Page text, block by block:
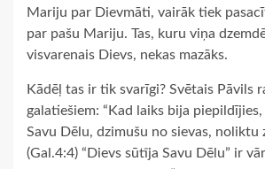
Mariju par Dievmāti, vairāk tiek
par pašu Mariju. Tas, kuru viņa
visvarenais Dievs, nekas mazāks.
Kādēļ tas ir tik svarīgi? Svētais Pāvils
galatiešiem: “Kad laiks bija
Savu Dēlu, dzimušu no sievas, noliktu
(Gal.4:4) “Dievs sūtīja Savu Dēlu” ir